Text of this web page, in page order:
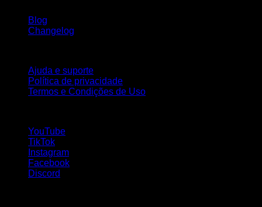
Blog
Changelog
Ajuda e suporte
Política de privacidade
Termos e Condições de Uso
YouTube
TikTok
Instagram
Facebook
Discord